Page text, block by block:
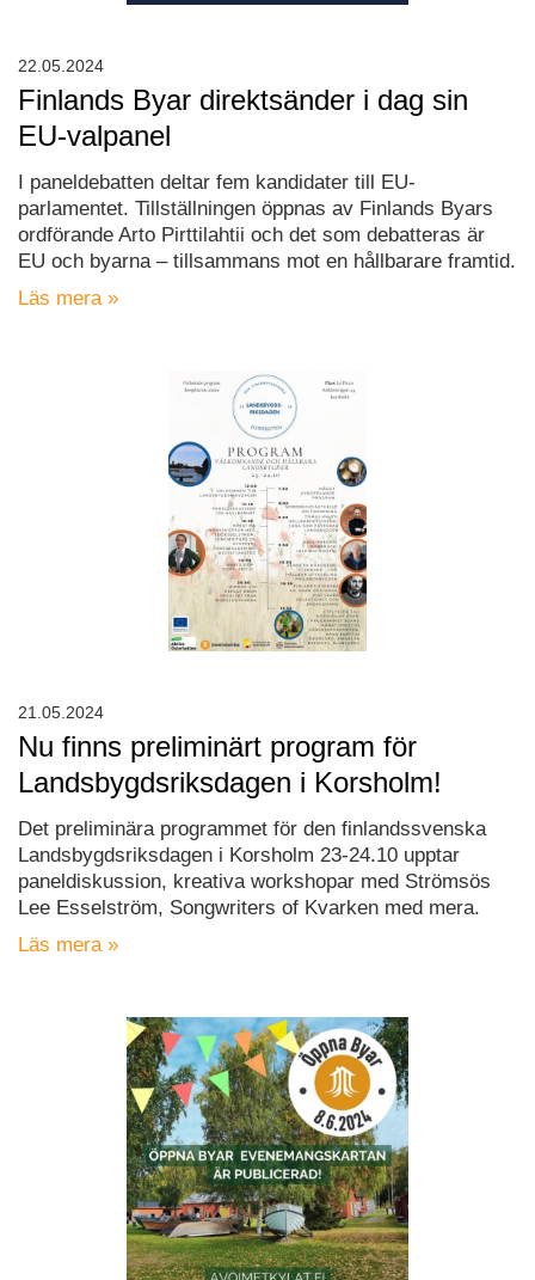
Finlands Byar direktsänder i dag sin
EU-valpanel
I paneldebatten deltar fem kandidater till EU-
parlamentet. Tillställningen öppnas av Finlands Byars
ordförande Arto Pirttilahtii och det som debatteras är
EU och byarna – tillsammans mot en hållbarare framtid.
Läs mera »
22.05.2024
Nu finns preliminärt program för
Landsbygdsriksdagen i Korsholm!
Det preliminära programmet för den finlandssvenska
Landsbygdsriksdagen i Korsholm 23-24.10 upptar
paneldiskussion, kreativa workshopar med Strömsös
Lee Esselström, Songwriters of Kvarken med mera.
Läs mera »
21.05.2024